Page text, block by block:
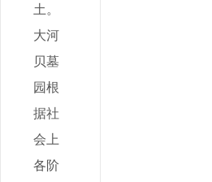
土。
大河
贝墓
园根
据社
会上
各阶